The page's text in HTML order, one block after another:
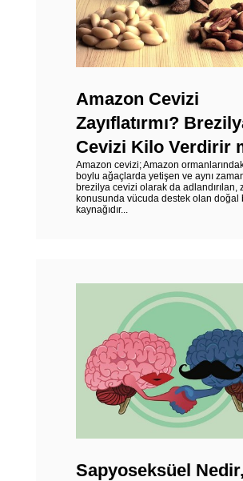
Amazon Cevizi
Zayıflatırmı?
Cevizi Kilo Verdirir
Amazon cevizi; Amazon
boylu ağaçlarda yetişen ve aynı
brezilya cevizi olarak da adlandırılan,
konusunda vücuda destek olan doğal
kaynağıdır...
Sapyoseksüel